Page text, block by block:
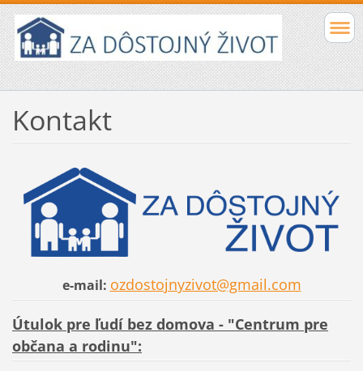
Kontakt
e-mail: ozdostojnyzivot@gmail.com
Útulok pre ľudí bez domova - "Centrum pre
občana a rodinu":